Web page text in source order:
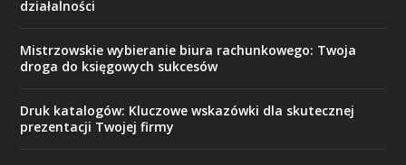
działalności
Mistrzowskie wybieranie biura rachunkowego: Twoja
droga do księgowych sukcesów
Druk katalogów: Kluczowe wskazówki dla skutecznej
prezentacji Twojej firmy